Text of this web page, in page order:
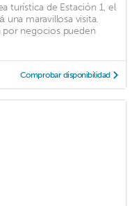
turística de Estación 1, el
una maravillosa visita.
por negocios pueden
Comprobar disponibilidad